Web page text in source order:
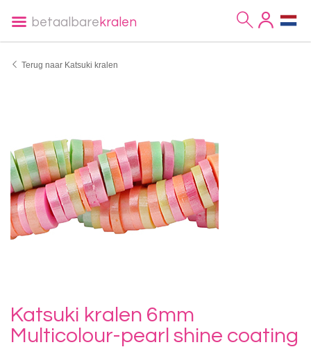
betaalbare kralen
Terug naar Katsuki kralen
Katsuki kralen 6mm
Multicolour-pearl shine coating